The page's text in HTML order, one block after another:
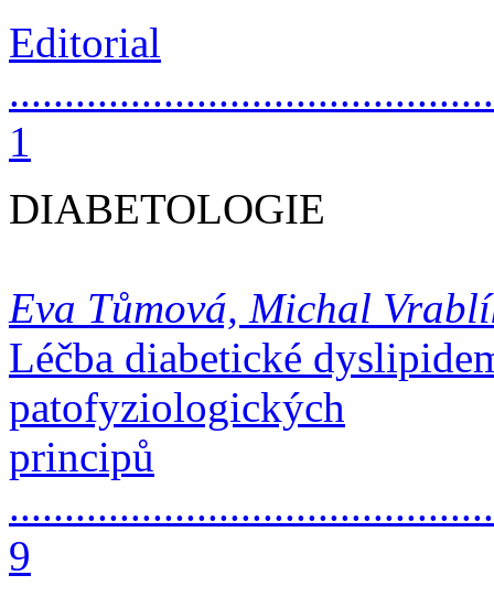
Editorial
1
DIABETOLOGIE
Eva Tůmová, Michal
Léčba diabetické
patofyziologických
principů
9